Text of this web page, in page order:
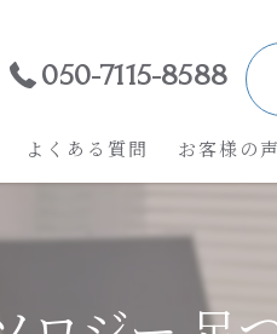
050-7115-8588
よくある質問 お客様の声